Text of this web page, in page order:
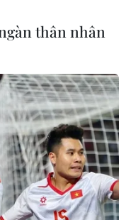
thân nhân